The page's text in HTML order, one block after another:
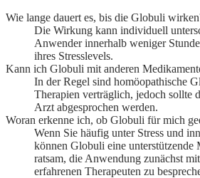
Wie lange dauert es, bis die Globuli
Die Wirkung kann individuell
Anwender innerhalb weniger
ihres Stresslevels.
Kann ich Globuli mit anderen
In der Regel sind homöopathische
Therapien verträglich, jedoch sollte
Arzt abgesprochen werden.
Woran erkenne ich, ob Globuli für mich
Wenn Sie häufig unter Stress und
können Globuli eine unterstützende
ratsam, die Anwendung zunächst
erfahrenen Therapeuten zu